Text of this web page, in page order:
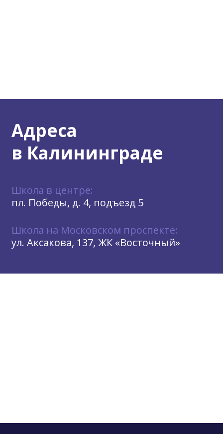
Адреса
в Калининграде
Школа в центре:
пл. Победы, д. 4, подъезд 5
Школа на Московском проспекте:
ул. Аксакова, 137, ЖК «Восточный»